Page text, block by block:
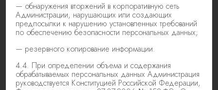
— обнаружения вторжений в корпоративную сеть
Администрации, нарушающих или создающих
предпосылки к нарушению установленных требований
по обеспечению безопасности персональных данных;
— резервного копирование информации.
4.4. При определении объема и содержания
обрабатываемых персональных данных Администрация
руководствуется Конституцией Российской Федерации,